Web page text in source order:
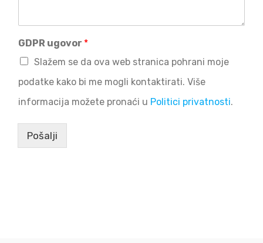
GDPR ugovor *
Slažem se da ova web stranica pohrani moje
podatke kako bi me mogli kontaktirati. Više
informacija možete pronaći u Politici privatnosti.
Pošalji